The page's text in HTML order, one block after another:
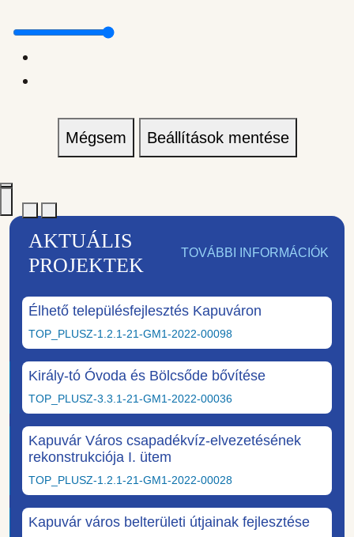
Mégsem Beállítások mentése
AKTUÁLIS
PROJEKTEK
TOVÁBBI INFORMÁCIÓK
Élhető településfejlesztés Kapuváron
TOP_PLUSZ-1.2.1-21-GM1-2022-00098
Király-tó Óvoda és Bölcsőde bővítése
TOP_PLUSZ-3.3.1-21-GM1-2022-00036
Kapuvár Város csapadékvíz-elvezetésének
rekonstrukciója I. ütem
TOP_PLUSZ-1.2.1-21-GM1-2022-00028
Kapuvár város belterületi útjainak fejlesztése